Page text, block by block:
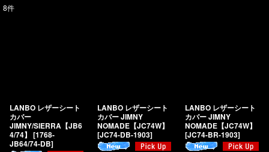
8件
LANBO レザーシート
カバー
JIMNY/SIERRA【JB6
4/74】 [1768-
JB64/74-DB]
LANBO レザーシート
カバー JIMNY
NOMADE【JC74W】
[JC74-DB-1903]
LANBO レザーシート
カバー JIMNY
NOMADE【JC74W】
[JC74-BR-1903]